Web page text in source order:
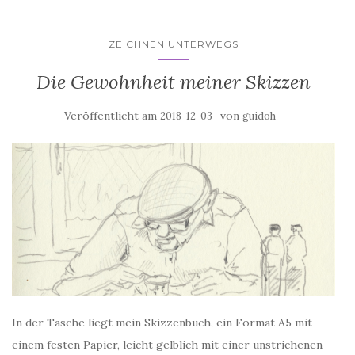
ZEICHNEN UNTERWEGS
Die Gewohnheit meiner Skizzen
Veröffentlicht am 2018-12-03 von guidoh
In der Tasche liegt mein Skizzenbuch, ein Format A5 mit
einem festen Papier, leicht gelblich mit einer unstrichenen